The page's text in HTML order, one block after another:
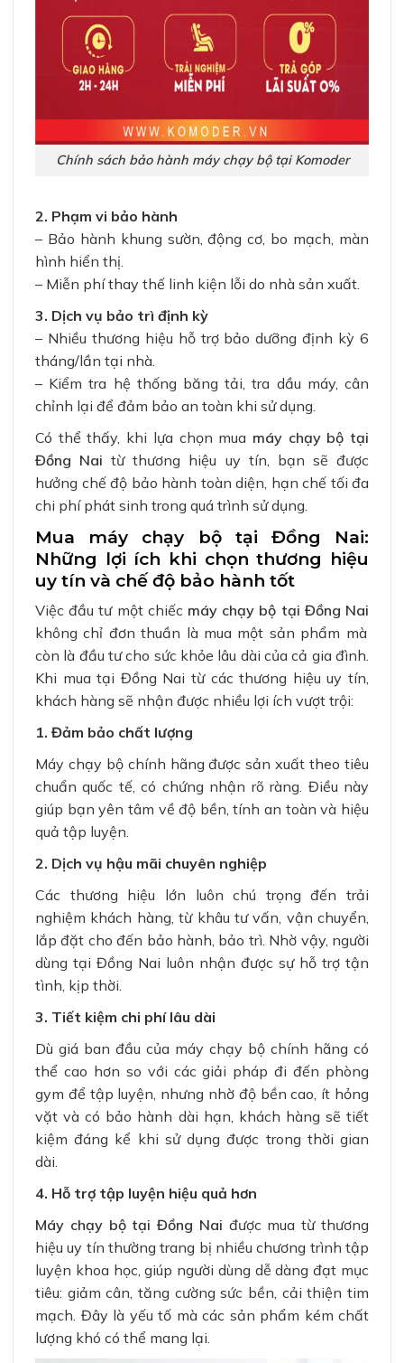
Chính sách bảo hành máy chạy bộ tại Komoder
2. Phạm vi bảo hành
– Bảo hành khung sườn, động cơ, bo mạch, màn
hình hiển thị.
– Miễn phí thay thế linh kiện lỗi do nhà sản xuất.
3. Dịch vụ bảo trì định kỳ
– Nhiều thương hiệu hỗ trợ bảo dưỡng định kỳ 6
tháng/lần tại nhà.
– Kiểm tra hệ thống băng tải, tra dầu máy, cân
chỉnh lại để đảm bảo an toàn khi sử dụng.
Có thể thấy, khi lựa chọn mua máy chạy bộ tại
Đồng Nai từ thương hiệu uy tín, bạn sẽ được
hưởng chế độ bảo hành toàn diện, hạn chế tối đa
chi phí phát sinh trong quá trình sử dụng.
Mua máy chạy bộ tại Đồng Nai:
Những lợi ích khi chọn thương hiệu
uy tín và chế độ bảo hành tốt
Việc đầu tư một chiếc máy chạy bộ tại Đồng Nai
không chỉ đơn thuần là mua một sản phẩm mà
còn là đầu tư cho sức khỏe lâu dài của cả gia đình.
Khi mua tại Đồng Nai từ các thương hiệu uy tín,
khách hàng sẽ nhận được nhiều lợi ích vượt trội:
1. Đảm bảo chất lượng
Máy chạy bộ chính hãng được sản xuất theo tiêu
chuẩn quốc tế, có chứng nhận rõ ràng. Điều này
giúp bạn yên tâm về độ bền, tính an toàn và hiệu
quả tập luyện.
2. Dịch vụ hậu mãi chuyên nghiệp
Các thương hiệu lớn luôn chú trọng đến trải
nghiệm khách hàng, từ khâu tư vấn, vận chuyển,
lắp đặt cho đến bảo hành, bảo trì. Nhờ vậy, người
dùng tại Đồng Nai luôn nhận được sự hỗ trợ tận
tình, kịp thời.
3. Tiết kiệm chi phí lâu dài
Dù giá ban đầu của máy chạy bộ chính hãng có
thể cao hơn so với các giải pháp đi đến phòng
gym để tập luyện, nhưng nhờ độ bền cao, ít hỏng
vặt và có bảo hành dài hạn, khách hàng sẽ tiết
kiệm đáng kể khi sử dụng được trong thời gian
dài.
4. Hỗ trợ tập luyện hiệu quả hơn
Máy chạy bộ tại Đồng Nai được mua từ thương
hiệu uy tín thường trang bị nhiều chương trình tập
luyện khoa học, giúp người dùng dễ dàng đạt mục
tiêu: giảm cân, tăng cường sức bền, cải thiện tim
mạch. Đây là yếu tố mà các sản phẩm kém chất
lượng khó có thể mang lại.